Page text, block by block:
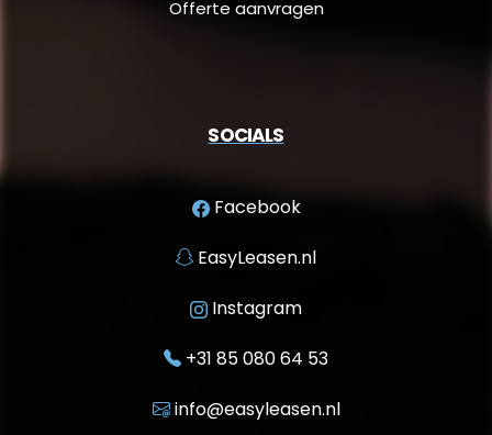
Offerte aanvragen
SOCIALS
Facebook
EasyLeasen.nl
Instagram
+31 85 080 64 53
info@easyleasen.nl